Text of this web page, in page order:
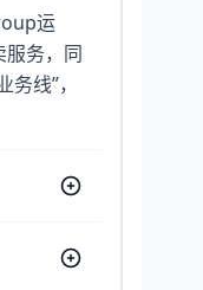
运
服务，同
线”，